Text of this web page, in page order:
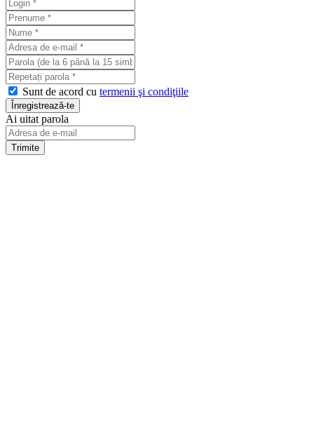
Sunt de acord cu termenii şi condiţiile
Ai uitat parola